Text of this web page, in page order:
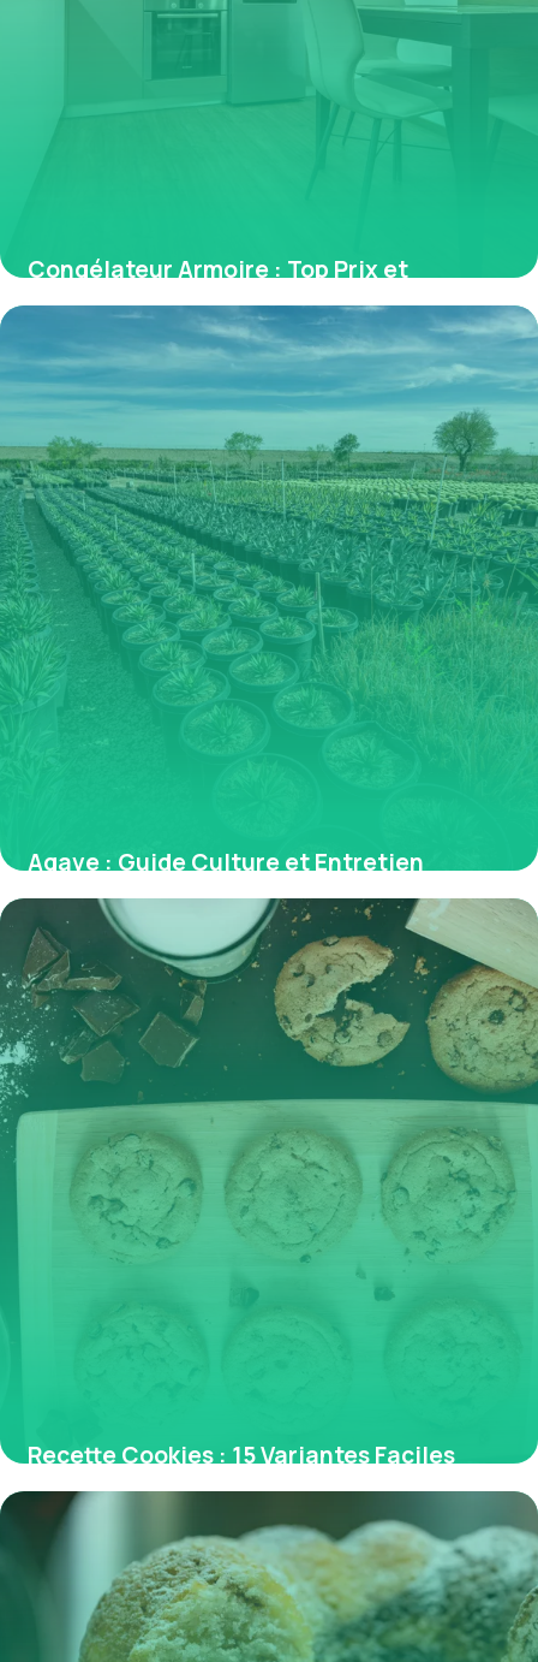
Congélateur Armoire : Top Prix et
Comparatif
31 mai 2026
Agave : Guide Culture et Entretien
Complet
30 mai 2026
Recette Cookies : 15 Variantes Faciles
2026
29 mai 2026